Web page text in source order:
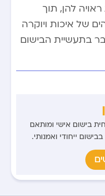
להן, תוך
של איכות ויוקרה
בתעשיית הבישום
בישום אישי ומותאם
ייחודי ואמנותי.